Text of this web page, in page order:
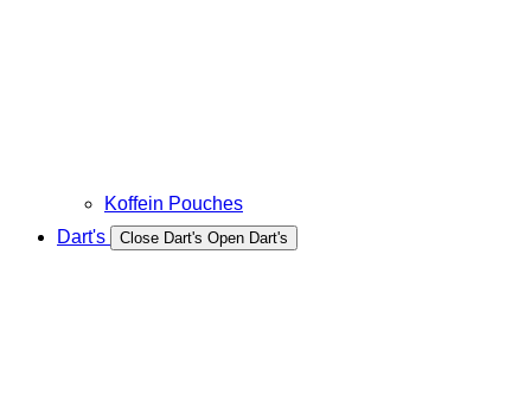
Koffein Pouches
Dart's
Close Dart's Open Dart's